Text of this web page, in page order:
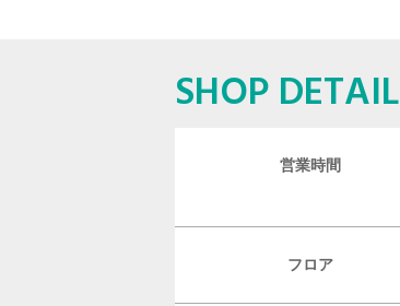
SHOP DETAIL
営業時間
フロア